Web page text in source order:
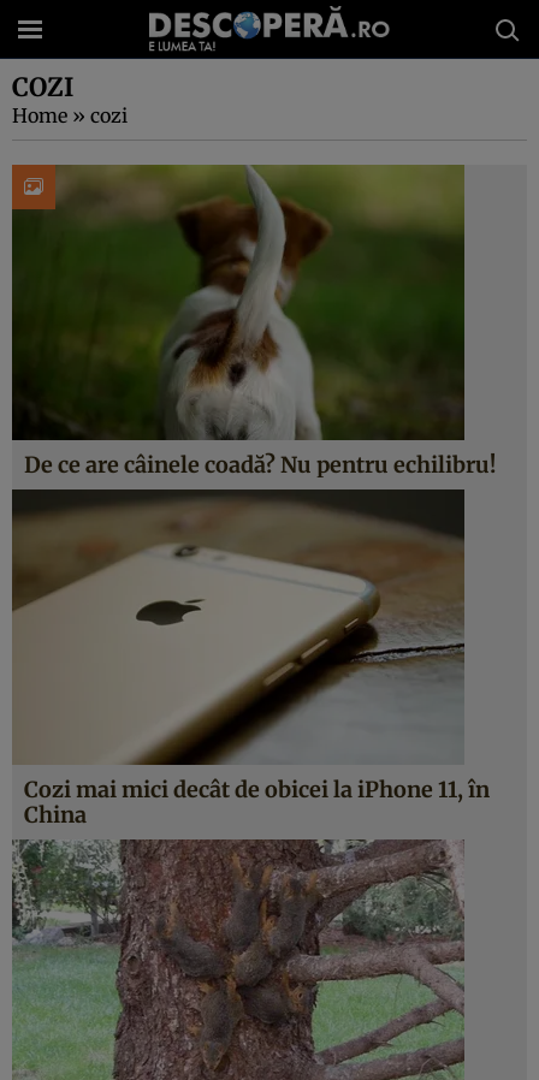
COZI
Home » cozi
De ce are câinele coadă? Nu pentru echilibru!
Cozi mai mici decât de obicei la iPhone 11, în
China